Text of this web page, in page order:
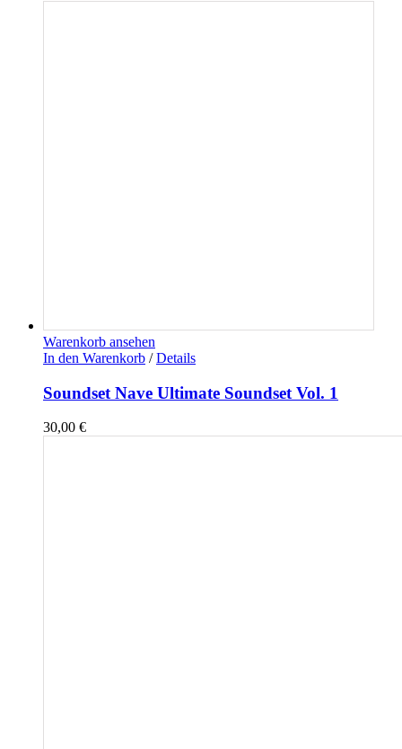
Warenkorb ansehen
In den Warenkorb / Details
Soundset Nave Ultimate Soundset Vol. 1
30,00 €